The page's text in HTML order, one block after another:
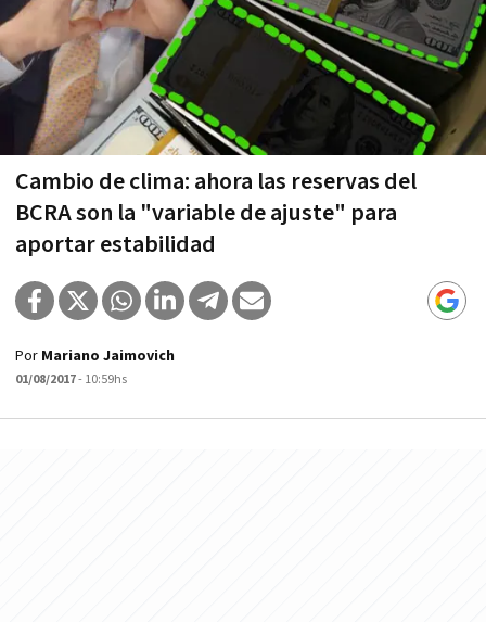
Cambio de clima: ahora las reservas del
BCRA son la "variable de ajuste" para
aportar estabilidad
Por Mariano Jaimovich
01/08/2017- 10:59hs